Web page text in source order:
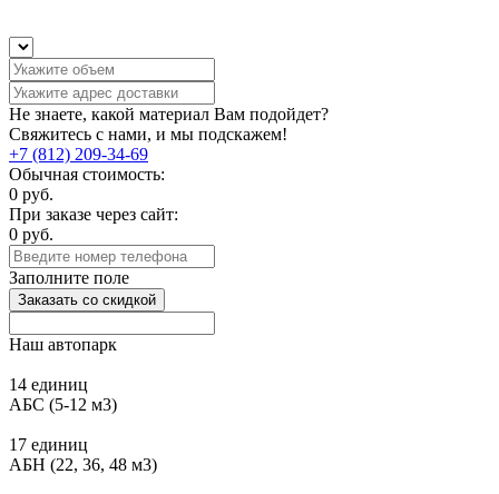
Не знаете, какой материал Вам подойдет?
Свяжитесь с нами, и мы подскажем!
+7 (812) 209-34-69
Обычная стоимость:
0 руб.
При заказе через сайт:
0 руб.
Заполните поле
Заказать со скидкой
Наш автопарк
14 единиц
АБС (5-12 м3)
17 единиц
АБН (22, 36, 48 м3)